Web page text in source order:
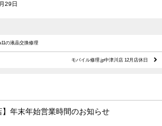
29日
の液晶交換修理
モバイル修理.jp中津川店 12月店休日
】年末年始営業時間のお知らせ